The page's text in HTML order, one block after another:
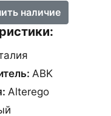
наличие
ABK
Alterego